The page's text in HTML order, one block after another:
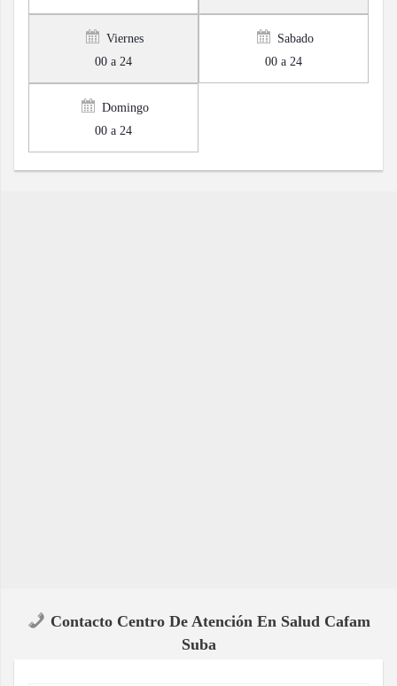
Viernes
00 a 24
Sabado
00 a 24
Domingo
00 a 24
Contacto Centro De Atención En Salud Cafam
Suba